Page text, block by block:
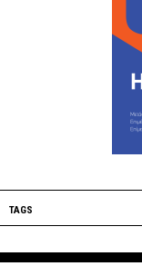
TAGS